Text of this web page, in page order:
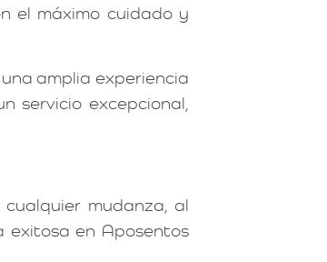
el máximo cuidado y
amplia experiencia
servicio excepcional,
mudanza, al
exitosa en Aposentos